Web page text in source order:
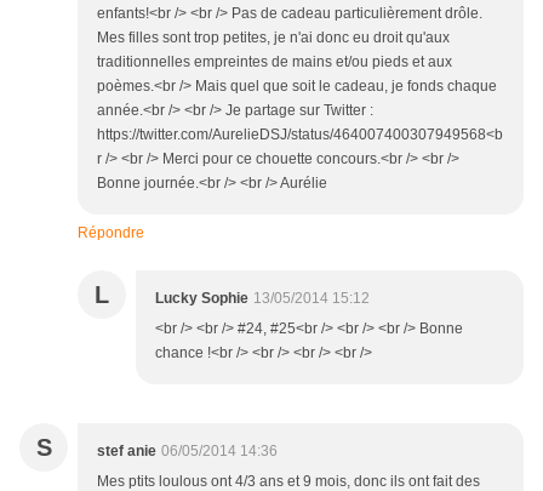
enfants!<br /> <br /> Pas de cadeau particulièrement drôle.
Mes filles sont trop petites, je n'ai donc eu droit qu'aux
traditionnelles empreintes de mains et/ou pieds et aux
poèmes.<br /> Mais quel que soit le cadeau, je fonds chaque
année.<br /> <br /> Je partage sur Twitter :
https://twitter.com/AurelieDSJ/status/464007400307949568<b
r /> <br /> Merci pour ce chouette concours.<br /> <br />
Bonne journée.<br /> <br /> Aurélie
Répondre
L Lucky Sophie 13/05/2014 15:12
<br /> <br /> #24, #25<br /> <br /> <br /> Bonne
chance !<br /> <br /> <br /> <br />
S stef anie 06/05/2014 14:36
Mes ptits loulous ont 4/3 ans et 9 mois, donc ils ont fait des